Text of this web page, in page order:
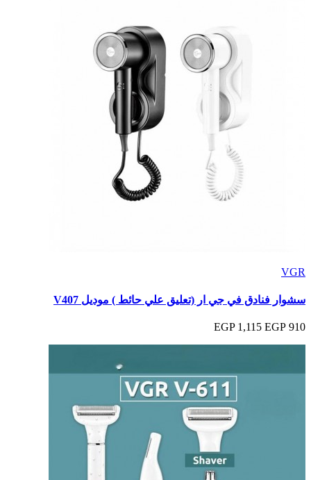
VGR
سشوار فنادق في جي ار (تعليق علي حائط ) موديل V407
910 EGP
1,115 EGP